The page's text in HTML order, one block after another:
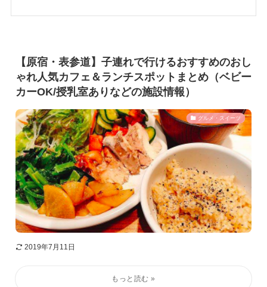
【原宿・表参道】子連れで行けるおすすめのおし
ゃれ人気カフェ＆ランチスポットまとめ（ベビー
カーOK/授乳室ありなどの施設情報）
グルメ・スイーツ
2019年7月11日